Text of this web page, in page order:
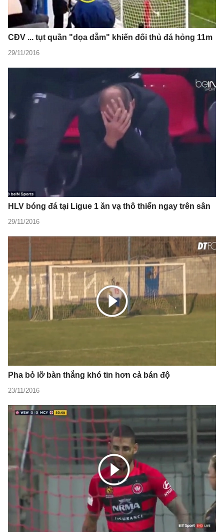
CĐV ... tụt quần "dọa dẫm" khiến đối thủ đá hỏng 11m
29/11/2016
HLV bóng đá tại Ligue 1 ăn vạ thô thiển ngay trên sân
29/11/2016
Pha bỏ lỡ bàn thắng khó tin hơn cả bán độ
23/11/2016